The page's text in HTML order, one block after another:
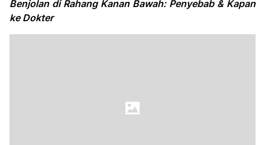
Benjolan di Rahang Kanan Bawah: Penyebab & Kapan
ke Dokter